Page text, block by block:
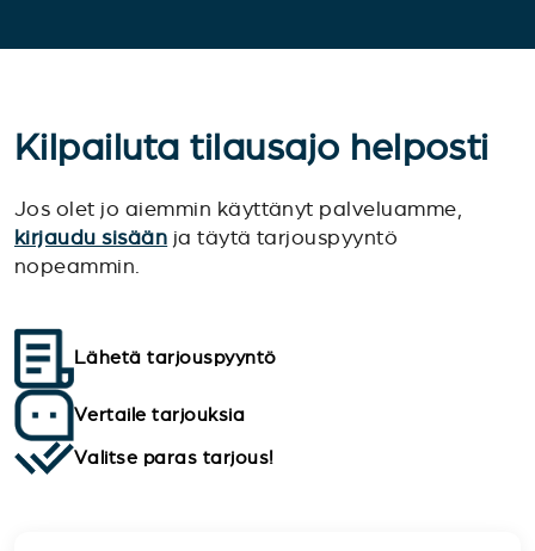
Kilpailuta tilausajo helposti
Jos olet jo aiemmin käyttänyt palveluamme,
kirjaudu sisään ja täytä tarjouspyyntö
nopeammin.
Lähetä tarjouspyyntö
Vertaile tarjouksia
Valitse paras tarjous!